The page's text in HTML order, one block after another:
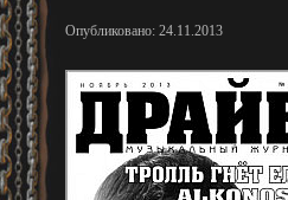
Опубликовано: 24.11.2013